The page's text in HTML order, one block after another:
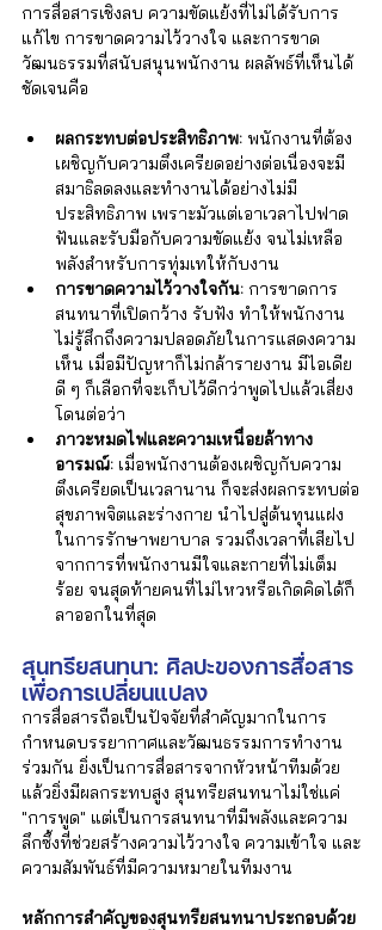
การสื่อสารเชิงลบ ความขัดแย้งที่ไม่ได้รับการ
แก้ไข การขาดความไว้วางใจ และการขาด
วัฒนธรรมที่สนับสนุนพนักงาน ผลลัพธ์ที่เห็นได้
ชัดเจนคือ
ผลกระทบต่อประสิทธิภาพ: พนักงานที่ต้อง
เผชิญกับความตึงเครียดอย่างต่อเนื่องจะมี
สมาธิลดลงและทำงานได้อย่างไม่มี
ประสิทธิภาพ เพราะมัวแต่เอาเวลาไปฟาด
ฟันและรับมือกับความขัดแย้ง จนไม่เหลือ
พลังสำหรับการทุ่มเทให้กับงาน
การขาดความไว้วางใจกัน: การขาดการ
สนทนาที่เปิดกว้าง รับฟัง ทำให้พนักงาน
ไม่รู้สึกถึงความปลอดภัยในการแสดงความ
เห็น เมื่อมีปัญหาก็ไม่กล้ารายงาน มีไอเดีย
ดี ๆ ก็เลือกที่จะเก็บไว้ดีกว่าพูดไปแล้วเสี่ยง
โดนต่อว่า
ภาวะหมดไฟและความเหนื่อยล้าทาง
อารมณ์: เมื่อพนักงานต้องเผชิญกับความ
ตึงเครียดเป็นเวลานาน ก็จะส่งผลกระทบต่อ
สุขภาพจิตและร่างกาย นำไปสู่ต้นทุนแฝง
ในการรักษาพยาบาล รวมถึงเวลาที่เสียไป
จากการที่พนักงานมีใจและกายที่ไม่เต็ม
ร้อย จนสุดท้ายคนที่ไม่ไหวหรือเกิดคิดได้ก็
ลาออกในที่สุด
สุนทรียสนทนา: ศิลปะของการสื่อสาร
เพื่อการเปลี่ยนแปลง
การสื่อสารถือเป็นปัจจัยที่สำคัญมากในการ
กำหนดบรรยากาศและวัฒนธรรมการทำงาน
ร่วมกัน ยิ่งเป็นการสื่อสารจากหัวหน้าทีมด้วย
แล้วยิ่งมีผลกระทบสูง สุนทรียสนทนาไม่ใช่แค่
"การพูด" แต่เป็นการสนทนาที่มีพลังและความ
ลึกซึ้งที่ช่วยสร้างความไว้วางใจ ความเข้าใจ และ
ความสัมพันธ์ที่มีความหมายในทีมงาน
หลักการสำคัญของสุนทรียสนทนาประกอบด้วย